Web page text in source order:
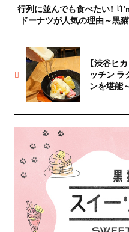
【渋谷ヒ
ッチン ラ
ンを堪能
行列に並んでも食べたい！ 『
ドーナツが人気の理由～黒